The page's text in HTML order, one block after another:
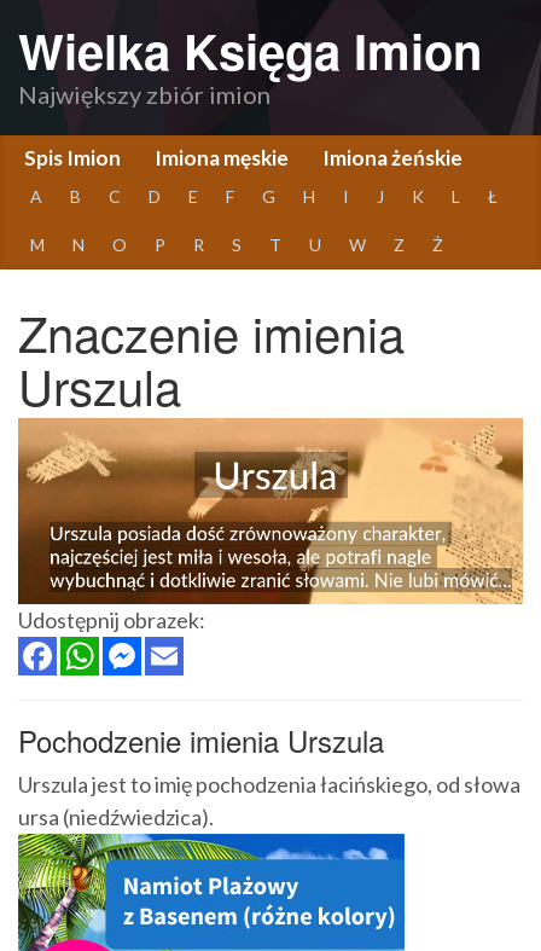
Wielka Księga Imion
Największy zbiór imion
Spis Imion Imiona męskie Imiona żeńskie
A B C D E F G H I J K L Ł
M N O P R S T U W Z Ż
Znaczenie imienia
Urszula
Udostępnij obrazek:
Pochodzenie imienia Urszula
Urszula jest to imię pochodzenia łacińskiego, od słowa
ursa (niedźwiedzica).